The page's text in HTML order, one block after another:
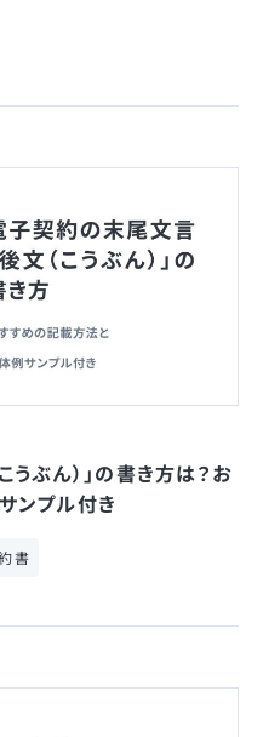
ぶん）」の書き方は？お
ンプル付き
書